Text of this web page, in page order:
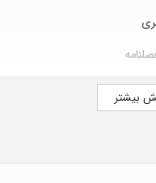
تهران
بیشتر